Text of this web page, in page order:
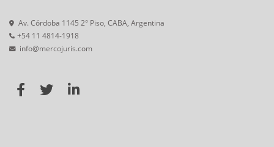
Av. Córdoba 1145 2° Piso, CABA, Argentina
+54 11 4814-1918
info@mercojuris.com